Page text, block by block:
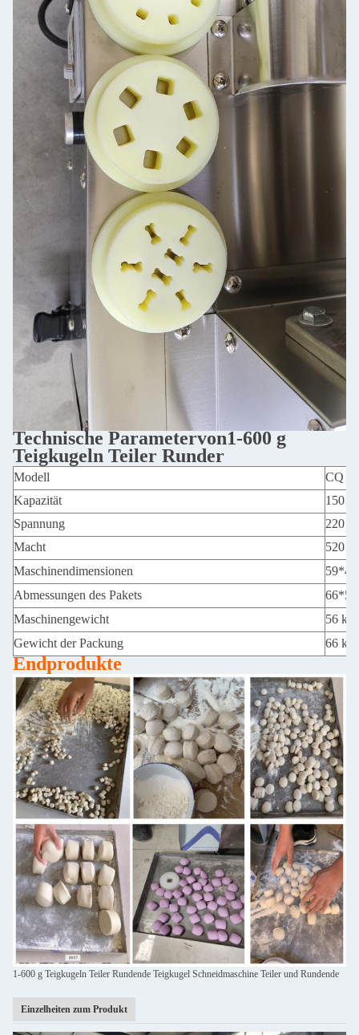
Technische Parametervon1-600 g
Teigkugeln Teiler Runder
Modell
CQ -
Kapazität
150
Spannung
220 V
Macht
520 W
Maschinendimensionen
Abmessungen des Pakets
Maschinengewicht
56 kg
Gewicht der Packung
66 kg
Endprodukte
1-600 g Teigkugeln Teiler Rundende Teigkugel Schneidmaschine Teiler und Rundende
Einzelheiten zum Produkt